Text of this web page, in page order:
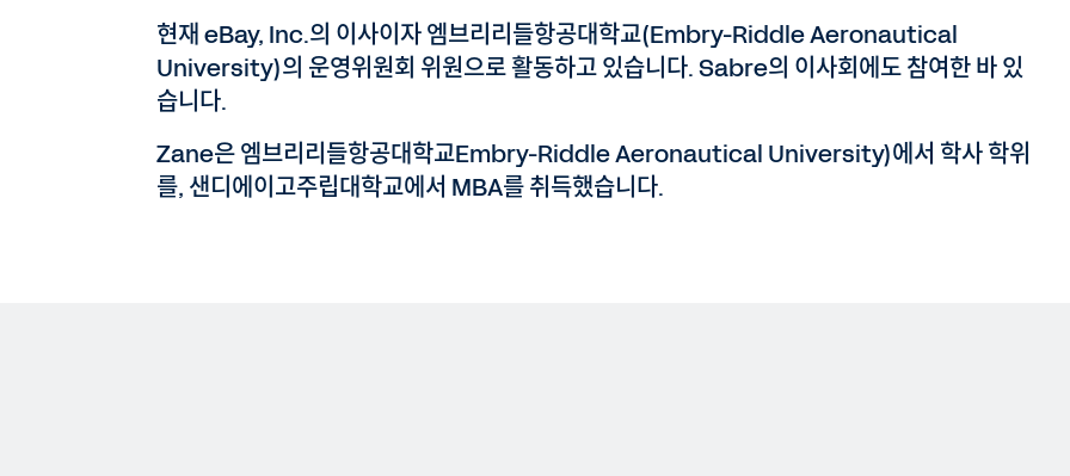
현재 eBay, Inc.의 이사이자 엠브리리들항공대학교(Embry-Riddle Aeronautical
University)의 운영위원회 위원으로 활동하고 있습니다. Sabre의 이사회에도 참여한 바 있
습니다.
Zane은 엠브리리들항공대학교Embry-Riddle Aeronautical University)에서 학사 학위
를, 샌디에이고주립대학교에서 MBA를 취득했습니다.